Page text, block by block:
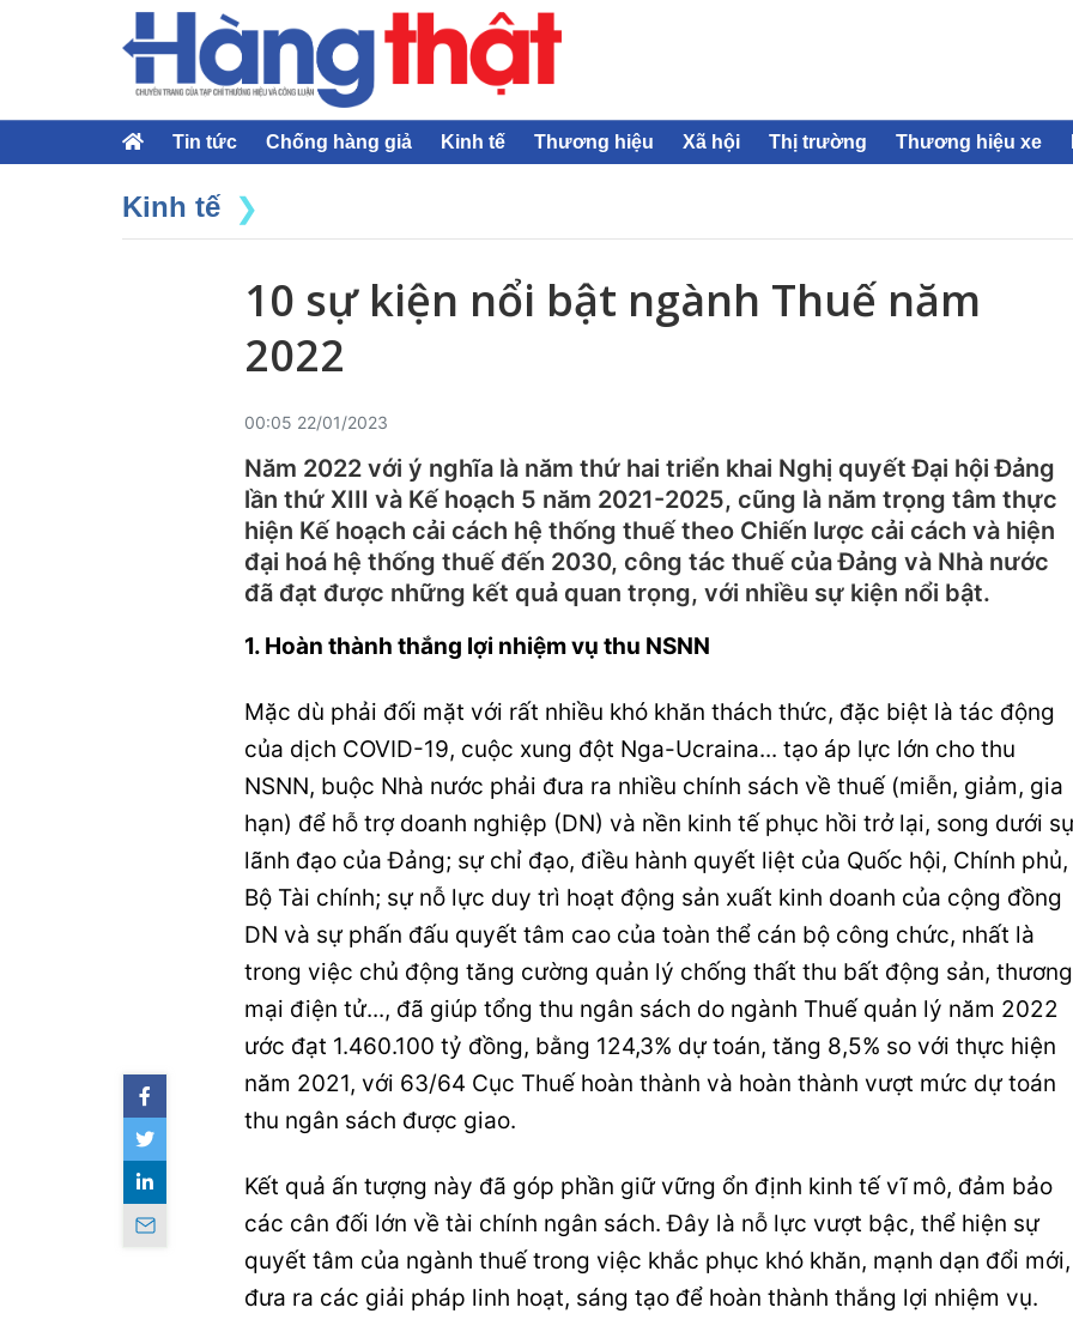
Tin tức Chống hàng giả Kinh tế Thương hiệu Xã hội Thị trường Thương hiệu xe
Kinh tế
10 sự kiện nổi bật ngành Thuế năm
2022
00:05 22/01/2023
Năm 2022 với ý nghĩa là năm thứ hai triển khai Nghị quyết Đại hội Đảng
lần thứ XIII và Kế hoạch 5 năm 2021-2025, cũng là năm trọng tâm thực
hiện Kế hoạch cải cách hệ thống thuế theo Chiến lược cải cách và hiện
đại hoá hệ thống thuế đến 2030, công tác thuế của Đảng và Nhà nước
đã đạt được những kết quả quan trọng, với nhiều sự kiện nổi bật.
1. Hoàn thành thắng lợi nhiệm vụ thu NSNN
Mặc dù phải đối mặt với rất nhiều khó khăn thách thức, đặc biệt là tác động
của dịch COVID-19, cuộc xung đột Nga-Ucraina... tạo áp lực lớn cho thu
NSNN, buộc Nhà nước phải đưa ra nhiều chính sách về thuế (miễn, giảm, gia
hạn) để hỗ trợ doanh nghiệp (DN) và nền kinh tế phục hồi trở lại, song dưới
lãnh đạo của Đảng; sự chỉ đạo, điều hành quyết liệt của Quốc hội, Chính phủ,
Bộ Tài chính; sự nỗ lực duy trì hoạt động sản xuất kinh doanh của cộng đồng
DN và sự phấn đấu quyết tâm cao của toàn thể cán bộ công chức, nhất là
trong việc chủ động tăng cường quản lý chống thất thu bất động sản, thương
mại điện tử..., đã giúp tổng thu ngân sách do ngành Thuế quản lý năm 2022
ước đạt 1.460.100 tỷ đồng, bằng 124,3% dự toán, tăng 8,5% so với thực hiện
năm 2021, với 63/64 Cục Thuế hoàn thành và hoàn thành vượt mức dự toán
thu ngân sách được giao.
Kết quả ấn tượng này đã góp phần giữ vững ổn định kinh tế vĩ mô, đảm bảo
các cân đối lớn về tài chính ngân sách. Đây là nỗ lực vượt bậc, thể hiện sự
quyết tâm của ngành thuế trong việc khắc phục khó khăn, mạnh dạn đổi mới,
đưa ra các giải pháp linh hoạt, sáng tạo để hoàn thành thắng lợi nhiệm vụ.